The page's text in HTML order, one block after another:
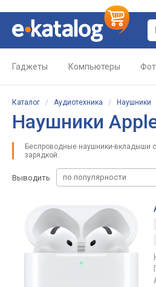
Гаджеты Компьютеры
Каталог / Аудиотехника / Наушники
Наушники
Беспроводные наушники-вкладыши
зарядкой.
Выводить по популярности